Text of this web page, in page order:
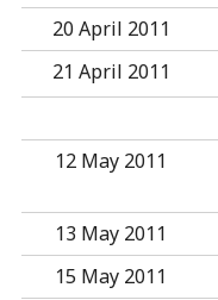
20 April 2011
21 April 2011
12 May 2011
13 May 2011
15 May 2011